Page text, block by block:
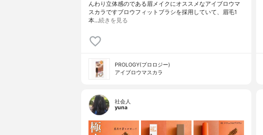
んわり立体感のである眉メイクにオススメなアイブロウマ
スカラですブロウフィットブラシを採用していて、眉毛1
本…続きを見る
PROLOGY(プロロジー)
アイブロウマスカラ
社会人
yuna